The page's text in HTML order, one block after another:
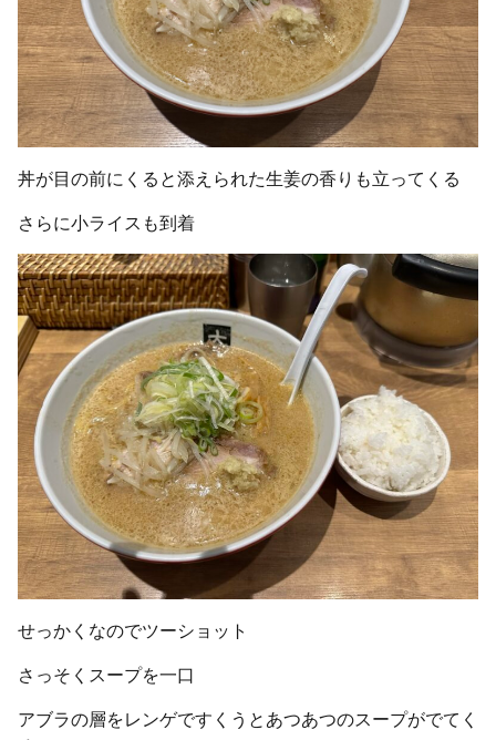
丼が目の前にくると添えられた生姜の香りも立ってくる
さらに小ライスも到着
せっかくなのでツーショット
さっそくスープを一口
アブラの層をレンゲですくうとあつあつのスープがでてく